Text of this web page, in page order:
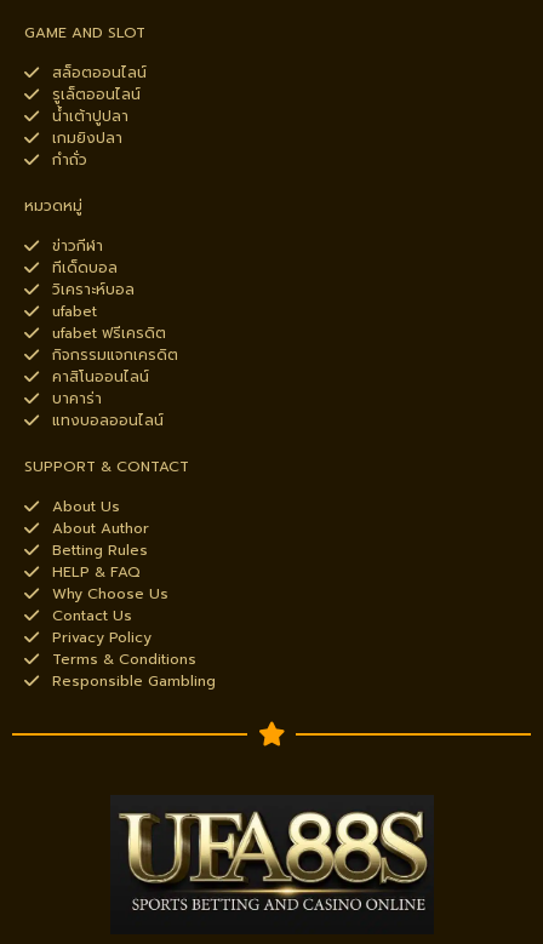
GAME AND SLOT
สล็อตออนไลน์
รูเล็ตออนไลน์
น้ำเต้าปูปลา
เกมยิงปลา
กำถั่ว
หมวดหมู่
ข่าวกีฬา
ทีเด็ดบอล
วิเคราะห์บอล
ufabet
ufabet ฟรีเครดิต
กิจกรรมแจกเครดิต
คาสิโนออนไลน์
บาคาร่า
แทงบอลออนไลน์
SUPPORT & CONTACT
About Us
About Author
Betting Rules
HELP & FAQ
Why Choose Us
Contact Us
Privacy Policy
Terms & Conditions
Responsible Gambling